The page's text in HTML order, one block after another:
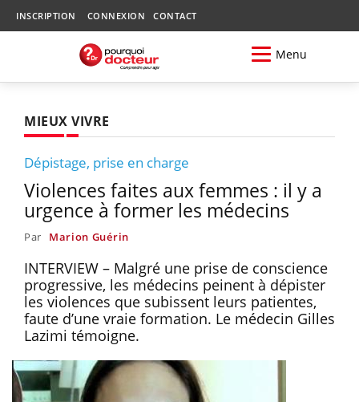
INSCRIPTION CONNEXION CONTACT
Menu
MIEUX VIVRE
Dépistage, prise en charge
Violences faites aux femmes : il y a
urgence à former les médecins
Par Marion Guérin
INTERVIEW – Malgré une prise de conscience
progressive, les médecins peinent à dépister
les violences que subissent leurs patientes,
faute d’une vraie formation. Le médecin Gilles
Lazimi témoigne.